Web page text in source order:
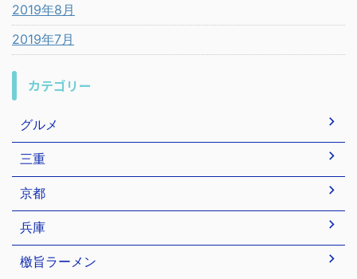
2019年8月
2019年7月
カテゴリー
グルメ
三重
京都
兵庫
檄旨ラーメン